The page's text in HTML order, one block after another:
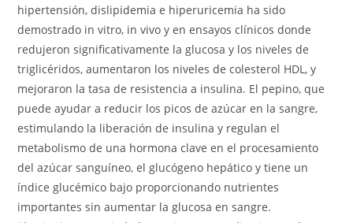
hipertensión, dislipidemia e hiperuricemia ha sido
demostrado in vitro, in vivo y en ensayos clínicos donde
redujeron significativamente la glucosa y los niveles de
triglicéridos, aumentaron los niveles de colesterol HDL, y
mejoraron la tasa de resistencia a insulina. El pepino, que
puede ayudar a reducir los picos de azúcar en la sangre,
estimulando la liberación de insulina y regulan el
metabolismo de una hormona clave en el procesamiento
del azúcar sanguíneo, el glucógeno hepático y tiene un
índice glucémico bajo proporcionando nutrientes
importantes sin aumentar la glucosa en sangre.